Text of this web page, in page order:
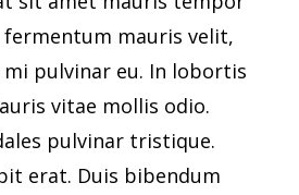
fermentum mauris velit,
pulvinar eu. In lobortis
vitae mollis odio.
pulvinar tristique.
erat. Duis bibendum